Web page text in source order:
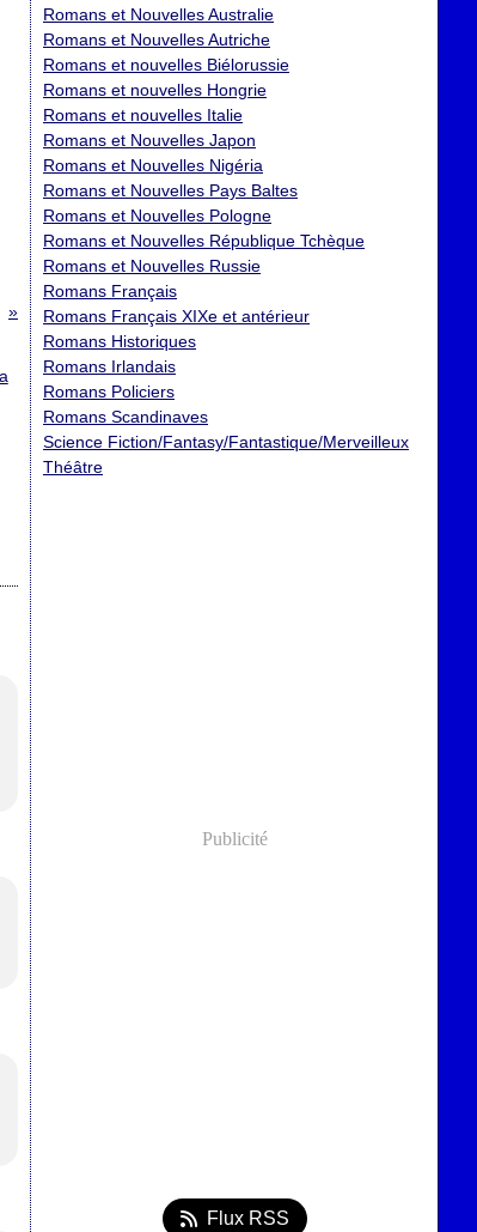
Romans et Nouvelles Australie
Romans et Nouvelles Autriche
Romans et nouvelles Biélorussie
Romans et nouvelles Hongrie
Romans et nouvelles Italie
Romans et Nouvelles Japon
Romans et Nouvelles Nigéria
Romans et Nouvelles Pays Baltes
Romans et Nouvelles Pologne
Romans et Nouvelles République Tchèque
Romans et Nouvelles Russie
Romans Français
Romans Français XIXe et antérieur
Romans Historiques
Romans Irlandais
Romans Policiers
Romans Scandinaves
Science Fiction/Fantasy/Fantastique/Merveilleux
Théâtre
Publicité
Flux RSS